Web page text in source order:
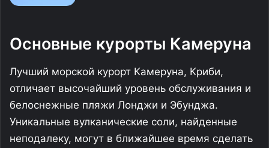
Основные курорты Камеруна
Лучший морской курорт Камеруна, Криби,
отличает высочайший уровень обслуживания и
белоснежные пляжи Лонджи и Эбунджа.
Уникальные вулканические соли, найденные
неподалеку, могут в ближайшее время сделать